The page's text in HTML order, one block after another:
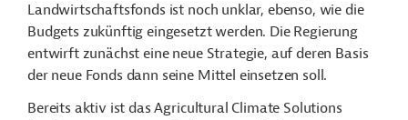
Landwirtschaftsfonds ist noch unklar, ebenso, wie die
Budgets zukünftig eingesetzt werden. Die Regierung
entwirft zunächst eine neue Strategie, auf deren Basis
der neue Fonds dann seine Mittel einsetzen soll.
Bereits aktiv ist das Agricultural Climate Solutions